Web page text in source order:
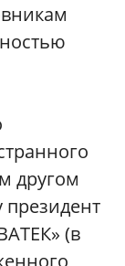
другом
президент
(в